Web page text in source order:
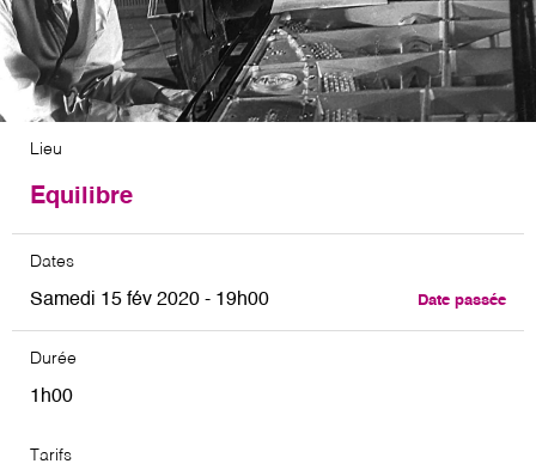
Lieu
Equilibre
Dates
Samedi 15 fév 2020 - 19h00 Date passée
Durée
1h00
Tarifs